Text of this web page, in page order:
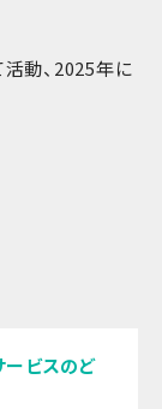
動、2025年に
ービスのど